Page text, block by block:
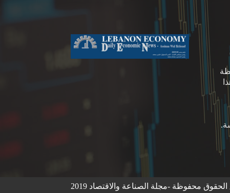
محفوظة -مجلة الصناعة والاقتصاد 2019